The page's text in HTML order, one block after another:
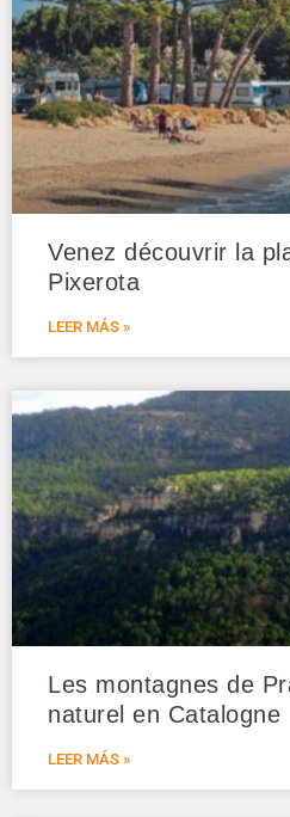
Venez découvrir la
Pixerota
LEER MÁS »
Les montagnes de
naturel en Catalogne
LEER MÁS »